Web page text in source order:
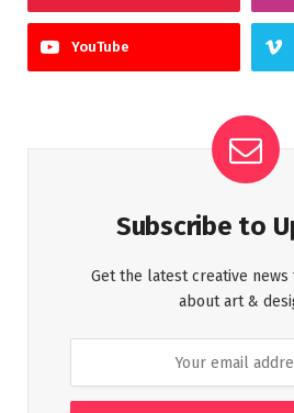
YouTube
Subscribe to
Get the latest creative news
about art &